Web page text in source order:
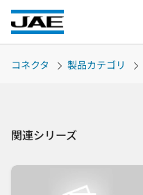
コネクタ 製品カテゴリ
関連シリーズ